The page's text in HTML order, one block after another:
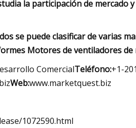
la participación de mercado
se puede clasificar de varias
Motores de ventiladores
ComercialTeléfono:+1-
Web:www.marketquest.biz
1072590.html